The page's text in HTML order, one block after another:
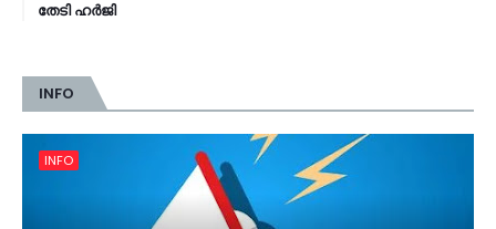
തേടി ഹർജി
INFO
INFO